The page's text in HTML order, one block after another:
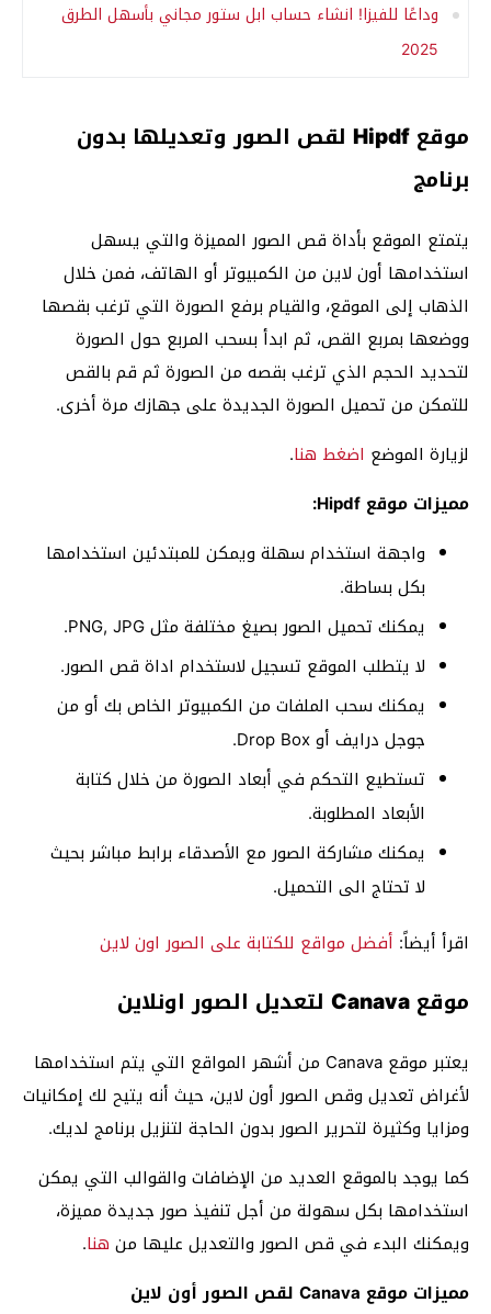
وداعًا للفيزا! انشاء حساب ابل ستور مجاني بأسهل الطرق
2025
موقع Hipdf لقص الصور وتعديلها بدون
برنامج
يتمتع الموقع بأداة قص الصور المميزة والتي يسهل
استخدامها أون لاين من الكمبيوتر أو الهاتف، فمن خلال
الذهاب إلى الموقع، والقيام برفع الصورة التي ترغب بقصها
ووضعها بمربع القص، ثم ابدأ بسحب المربع حول الصورة
لتحديد الحجم الذي ترغب بقصه من الصورة ثم قم بالقص
للتمكن من تحميل الصورة الجديدة على جهازك مرة أخرى.
لزيارة الموضع اضغط هنا.
مميزات موقع Hipdf:
واجهة استخدام سهلة ويمكن للمبتدئين استخدامها
بكل بساطة.
يمكنك تحميل الصور بصيغ مختلفة مثل PNG, JPG.
لا يتطلب الموقع تسجيل لاستخدام اداة قص الصور.
يمكنك سحب الملفات من الكمبيوتر الخاص بك أو من
جوجل درايف أو Drop Box.
تستطيع التحكم في أبعاد الصورة من خلال كتابة
الأبعاد المطلوبة.
يمكنك مشاركة الصور مع الأصدقاء برابط مباشر بحيث
لا تحتاج الى التحميل.
اقرأ أيضاً: أفضل مواقع للكتابة على الصور اون لاين
موقع Canava لتعديل الصور اونلاين
يعتبر موقع Canava من أشهر المواقع التي يتم استخدامها
لأغراض تعديل وقص الصور أون لاين، حيث أنه يتيح لك إمكانيات
ومزايا وكثيرة لتحرير الصور بدون الحاجة لتنزيل برنامج لديك.
كما يوجد بالموقع العديد من الإضافات والقوالب التي يمكن
استخدامها بكل سهولة من أجل تنفيذ صور جديدة مميزة،
ويمكنك البدء في قص الصور والتعديل عليها من هنا.
مميزات موقع Canava لقص الصور أون لاين